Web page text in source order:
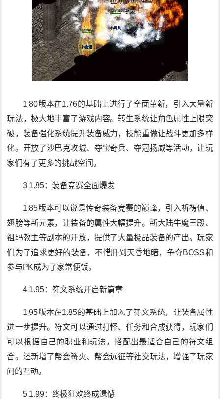
1.80版本在1.76的基础上进行了全面革新，引入大量新
玩法，极大地丰富了游戏内容。转生系统让角色属性上限突
破，装备强化系统提升装备威力，技能重做让战斗更加多样
化。开放了沙巴克攻城、夺宝奇兵、夺冠扬威等活动，让玩
家们有了更多的挑战空间。
3.1.85：装备竞赛全面爆发
1.85版本可以说是传奇装备竞赛的巅峰，引入祈祷值、
翅膀等新元素，让装备的属性大幅提升。新大陆牛魔王殿、
祖玛教主等副本的开放，提供了大量极品装备的产出。玩家
们为了追求更好的装备，不惜肝到天昏地暗，争夺BOSS和
参与PK成为了家常便饭。
4.1.95：符文系统开启新篇章
1.95版本在1.85的基础上加入了符文系统，让装备属性
进一步提升。符文可以通过打怪、任务和合成获得，玩家们
可以根据自己的职业和玩法，搭配出最适合自己的符文组
合。还新增了帮会篝火、帮会远征等社交玩法，增强了玩家
间的互动。
5.1.99：终极狂欢终成遗憾